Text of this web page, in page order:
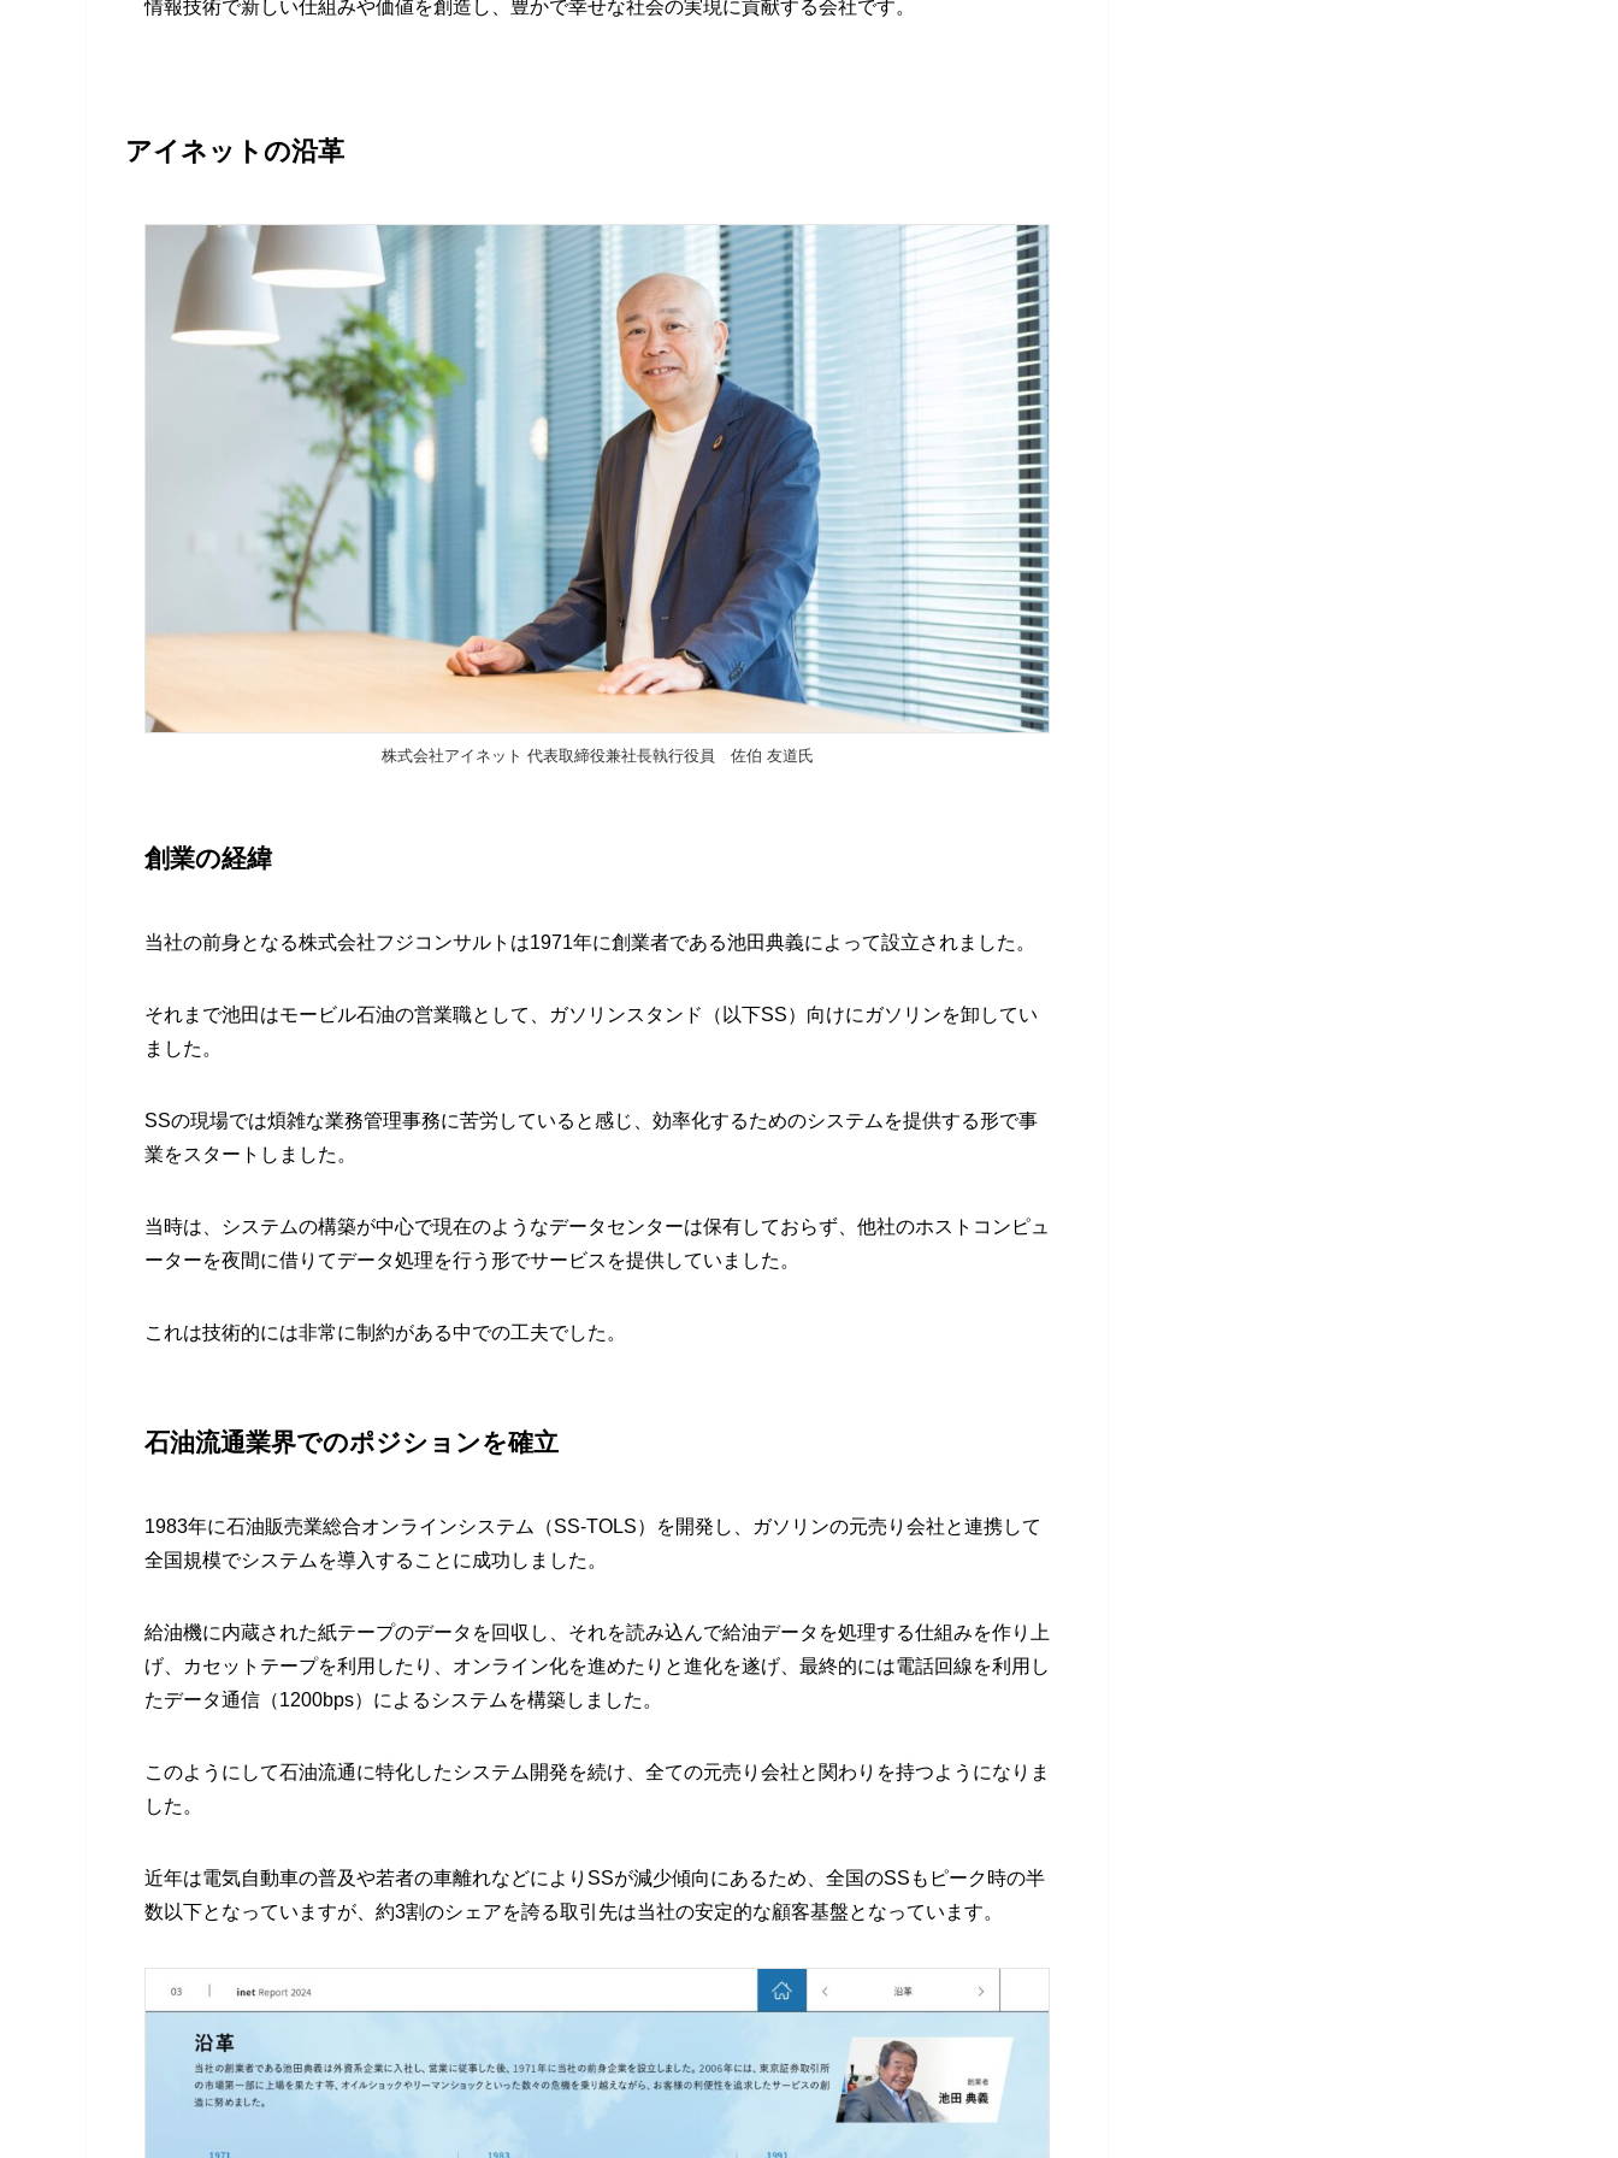
情報技術で新しい仕組みや価値を創造し、豊かで幸せな社会の実現に貢献する会社です。
アイネットの沿革
株式会社アイネット 代表取締役兼社長執行役員 佐伯 友道氏
創業の経緯
当社の前身となる株式会社フジコンサルトは1971年に創業者である池田典義によって設立されました。
それまで池田はモービル石油の営業職として、ガソリンスタンド（以下SS）向けにガソリンを卸してい
ました。
SSの現場では煩雑な業務管理事務に苦労していると感じ、効率化するためのシステムを提供する形で事
業をスタートしました。
当時は、システムの構築が中心で現在のようなデータセンターは保有しておらず、他社のホストコンピュ
ーターを夜間に借りてデータ処理を行う形でサービスを提供していました。
これは技術的には非常に制約がある中での工夫でした。
石油流通業界でのポジションを確立
1983年に石油販売業総合オンラインシステム（SS-TOLS）を開発し、ガソリンの元売り会社と連携して
全国規模でシステムを導入することに成功しました。
給油機に内蔵された紙テープのデータを回収し、それを読み込んで給油データを処理する仕組みを作り上
げ、カセットテープを利用したり、オンライン化を進めたりと進化を遂げ、最終的には電話回線を利用し
たデータ通信（1200bps）によるシステムを構築しました。
このようにして石油流通に特化したシステム開発を続け、全ての元売り会社と関わりを持つようになりま
した。
近年は電気自動車の普及や若者の車離れなどによりSSが減少傾向にあるため、全国のSSもピーク時の半
数以下となっていますが、約3割のシェアを誇る取引先は当社の安定的な顧客基盤となっています。